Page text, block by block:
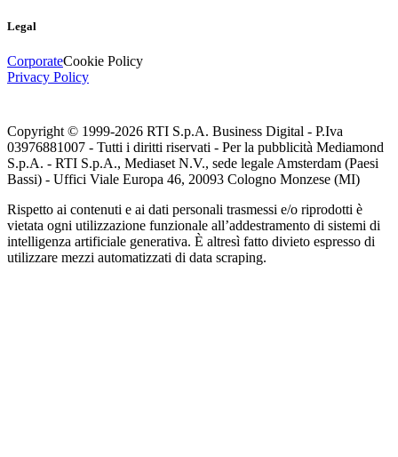
Legal
CorporateCookie Policy
Privacy Policy
Copyright © 1999-2026 RTI S.p.A. Business Digital - P.Iva
03976881007 - Tutti i diritti riservati - Per la pubblicità Mediamond
S.p.A. - RTI S.p.A., Mediaset N.V., sede legale Amsterdam (Paesi
Bassi) - Uffici Viale Europa 46, 20093 Cologno Monzese (MI)
Rispetto ai contenuti e ai dati personali trasmessi e/o riprodotti è
vietata ogni utilizzazione funzionale all’addestramento di sistemi di
intelligenza artificiale generativa. È altresì fatto divieto espresso di
utilizzare mezzi automatizzati di data scraping.